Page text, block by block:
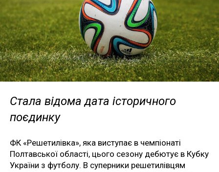
Стала відома дата історичного
поєдинку
ФК «Решетилівка», яка виступає в чемпіонаті
Полтавської області, цього сезону дебютує в Кубку
України з футболу. В суперники решетилівцям